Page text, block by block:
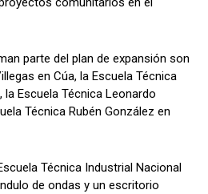
parte del plan de expansión son
en Cúa, la Escuela Técnica
la Escuela Técnica Leonardo
Técnica Rubén González en
Técnica Industrial Nacional
de ondas y un escritorio